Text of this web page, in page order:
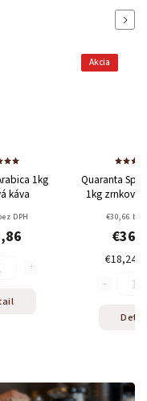
Quaranta Special Crema
1kg zrnková káva 2+1
€30,66 bez DPH
€18,24 / 1 ks
Next